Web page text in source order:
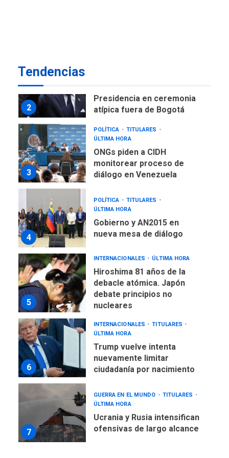
Tendencias
2
Presidencia en ceremonia
atípica fuera de Bogotá
3
POLÍTICA
TITULARES
ÚLTIMA HORA
ONGs piden a CIDH
monitorear proceso de
diálogo en Venezuela
4
POLÍTICA
TITULARES
ÚLTIMA HORA
Gobierno y AN2015 en
nueva mesa de diálogo
5
INTERNACIONALES ÚLTIMA HORA
Hiroshima 81 años de la
debacle atómica. Japón
debate principios no
nucleares
6
INTERNACIONALES
TITULARES
ÚLTIMA HORA
Trump vuelve intenta
nuevamente limitar
ciudadanía por nacimiento
7
GUERRA EN EL MUNDO
TITULARES
ÚLTIMA HORA
Ucrania y Rusia intensifican
ofensivas de largo alcance